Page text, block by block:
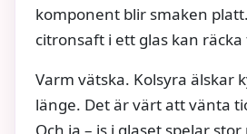
komponent blir smaken
citronsaft i ett glas kan
Varm vätska. Kolsyra älskar
länge. Det är värt att vänta
Och ja – is i glaset spelar